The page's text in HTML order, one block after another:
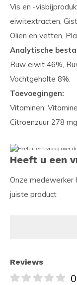
Vis en -
eiwitextracten,
Oliën en vetten,
Analytische
Ruw eiwit 46%,
Vochtgehalte 8%.
Toevoegingen:
Vitaminen:
Citroenzuur 278
Heeft u een
Onze medewerker
juiste product
Reviews
0